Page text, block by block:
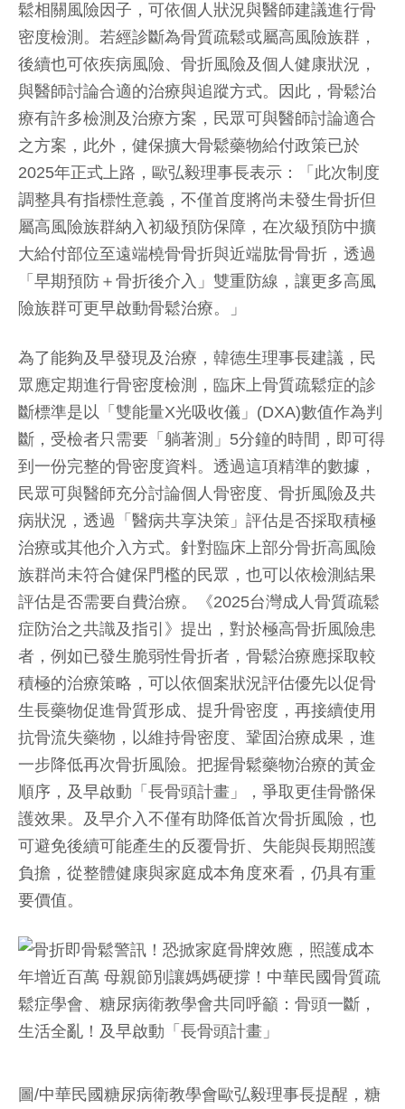
鬆相關風險因子，可依個人狀況與醫師建議進行骨
密度檢測。若經診斷為骨質疏鬆或屬高風險族群，
後續也可依疾病風險、骨折風險及個人健康狀況，
與醫師討論合適的治療與追蹤方式。因此，骨鬆治
療有許多檢測及治療方案，民眾可與醫師討論適合
之方案，此外，健保擴大骨鬆藥物給付政策已於
2025年正式上路，歐弘毅理事長表示：「此次制度
調整具有指標性意義，不僅首度將尚未發生骨折但
屬高風險族群納入初級預防保障，在次級預防中擴
大給付部位至遠端橈骨骨折與近端肱骨骨折，透過
「早期預防＋骨折後介入」雙重防線，讓更多高風
險族群可更早啟動骨鬆治療。」
為了能夠及早發現及治療，韓德生理事長建議，民
眾應定期進行骨密度檢測，臨床上骨質疏鬆症的診
斷標準是以「雙能量X光吸收儀」(DXA)數值作為判
斷，受檢者只需要「躺著測」5分鐘的時間，即可得
到一份完整的骨密度資料。透過這項精準的數據，
民眾可與醫師充分討論個人骨密度、骨折風險及共
病狀況，透過「醫病共享決策」評估是否採取積極
治療或其他介入方式。針對臨床上部分骨折高風險
族群尚未符合健保門檻的民眾，也可以依檢測結果
評估是否需要自費治療。《2025台灣成人骨質疏鬆
症防治之共識及指引》提出，對於極高骨折風險患
者，例如已發生脆弱性骨折者，骨鬆治療應採取較
積極的治療策略，可以依個案狀況評估優先以促骨
生長藥物促進骨質形成、提升骨密度，再接續使用
抗骨流失藥物，以維持骨密度、鞏固治療成果，進
一步降低再次骨折風險。把握骨鬆藥物治療的黃金
順序，及早啟動「長骨頭計畫」，爭取更佳骨骼保
護效果。及早介入不僅有助降低首次骨折風險，也
可避免後續可能產生的反覆骨折、失能與長期照護
負擔，從整體健康與家庭成本角度來看，仍具有重
要價值。
圖/中華民國糖尿病衛教學會歐弘毅理事長提醒，糖